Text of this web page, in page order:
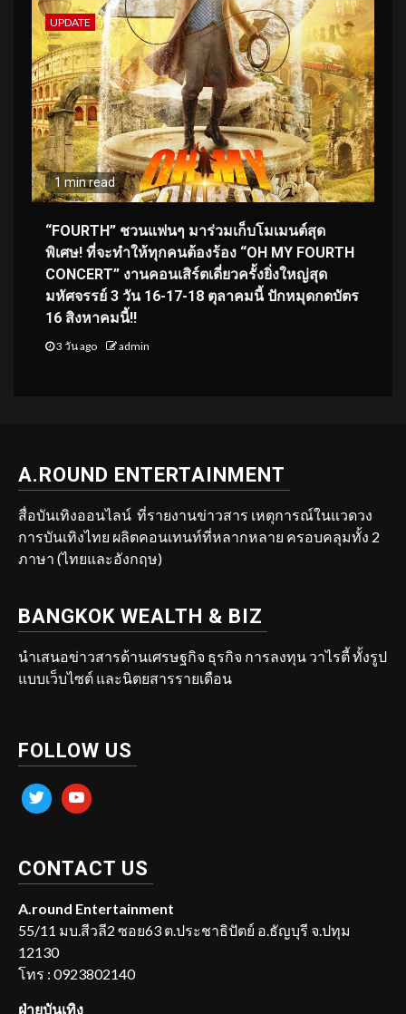
UPDATE
1 min read
“FOURTH” ชวนแฟนๆ มาร่วมเก็บโมเมนต์สุด
พิเศษ! ที่จะทำให้ทุกคนต้องร้อง “OH MY FOURTH
CONCERT” งานคอนเสิร์ตเดี่ยวครั้งยิ่งใหญ่สุด
มหัศจรรย์ 3 วัน 16-17-18 ตุลาคมนี้ ปักหมุดกดบัตร
16 สิงหาคมนี้!!
3 วัน ago admin
A.ROUND ENTERTAINMENT
สื่อบันเทิงออนไลน์ ที่รายงานข่าวสาร เหตุการณ์ในแวดวง
การบันเทิงไทย ผลิตคอนเทนท์ที่หลากหลาย ครอบคลุมทั้ง 2
ภาษา (ไทยและอังกฤษ)
BANGKOK WEALTH & BIZ
นำเสนอข่าวสารด้านเศรษฐกิจ ธุรกิจ การลงทุน วาไรตี้ ทั้งรูป
แบบเว็บไซต์ และนิตยสารรายเดือน
FOLLOW US
twitter youtube
CONTACT US
A.round Entertainment
55/11 มบ.สีวลี2 ซอย63 ต.ประชาธิปัตย์ อ.ธัญบุรี จ.ปทุม
12130
โทร : 0923802140
ฝ่ายบันเทิง